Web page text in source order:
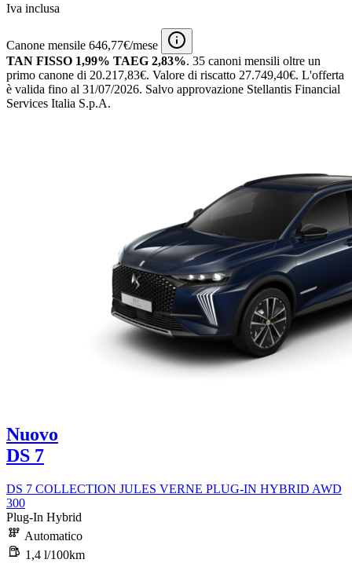
Iva inclusa
Canone mensile 646,77€/mese
TAN FISSO 1,99% TAEG 2,83%. 35 canoni mensili oltre un
primo canone di 20.217,83€. Valore di riscatto 27.749,40€. L'offerta
è valida fino al 31/07/2026. Salvo approvazione Stellantis Financial
Services Italia S.p.A.
Nuovo
DS 7
DS 7 COLLECTION JULES VERNE PLUG-IN HYBRID AWD
300
Plug-In Hybrid
Automatico
1,4 l/100km